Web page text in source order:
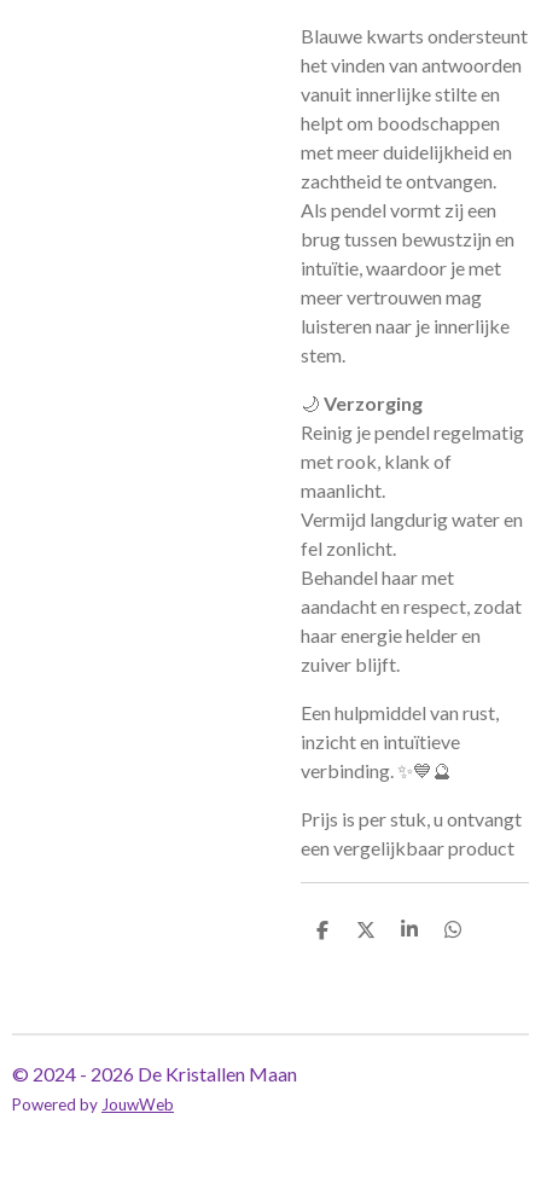
Blauwe kwarts ondersteunt
het vinden van antwoorden
vanuit innerlijke stilte en
helpt om boodschappen
met meer duidelijkheid en
zachtheid te ontvangen.
Als pendel vormt zij een
brug tussen bewustzijn en
intuïtie, waardoor je met
meer vertrouwen mag
luisteren naar je innerlijke
stem.
🌙 Verzorging
Reinig je pendel regelmatig
met rook, klank of
maanlicht.
Vermijd langdurig water en
fel zonlicht.
Behandel haar met
aandacht en respect, zodat
haar energie helder en
zuiver blijft.
Een hulpmiddel van rust,
inzicht en intuïtieve
verbinding. ✨💙🔮
Prijs is per stuk, u ontvangt
een vergelijkbaar product
D
D
S
D
© 2024 - 2026 De Kristallen Maan
Powered by JouwWeb